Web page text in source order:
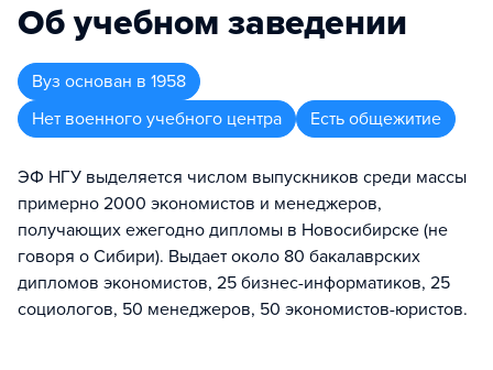
Об учебном заведении
Вуз основан в 1958
Нет военного учебного центра
Есть общежитие
ЭФ НГУ выделяется числом выпускников среди массы
примерно 2000 экономистов и менеджеров,
получающих ежегодно дипломы в Новосибирске (не
говоря о Сибири). Выдает около 80 бакалаврских
дипломов экономистов, 25 бизнес-информатиков, 25
социологов, 50 менеджеров, 50 экономистов-юристов.